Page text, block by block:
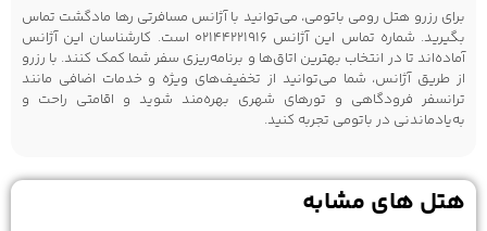
برای رزرو هتل رومی باتومی، می‌توانید با آژانس مسافرتی رها مادگشت تماس
بگیرید. شماره تماس این آژانس 02144221916 است. کارشناسان این آژانس
آماده‌اند تا در انتخاب بهترین اتاق‌ها و برنامه‌ریزی سفر شما کمک کنند. با رزرو
از طریق آژانس، شما می‌توانید از تخفیف‌های ویژه و خدمات اضافی مانند
ترانسفر فرودگاهی و تورهای شهری بهره‌مند شوید و اقامتی راحت و
به‌یادماندنی در باتومی تجربه کنید.
هتل های مشابه